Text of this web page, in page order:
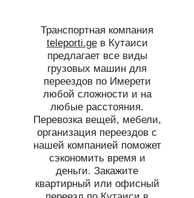
Транспортная компания
teleporti.geв Кутаиси
предлагает все виды
грузовых машин для
переездов по Имерети
любой сложности и на
любые расстояния.
Перевозка вещей, мебели,
организация переездов с
нашей компанией поможет
сэкономить время и
деньги. Закажите
квартирный или офисный